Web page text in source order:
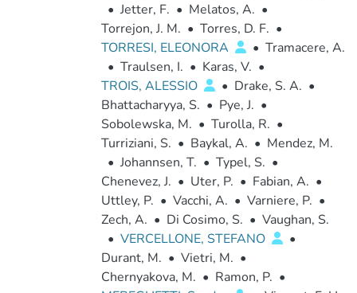
• Jetter, F. • Melatos, A. •
Torrejon, J. M. • Torres, D. F. •
TORRESI, ELEONORA
• Tramacere, A.
• Traulsen, I. • Karas, V. •
TROIS, ALESSIO
• Drake, S. A. •
Bhattacharyya, S. • Pye, J. •
Sobolewska, M. • Turolla, R. •
Turriziani, S. • Baykal, A. • Mendez, M.
• Johannsen, T. • Typel, S. •
Chenevez, J. • Uter, P. • Fabian, A. •
Uttley, P. • Vacchi, A. • Varniere, P. •
Zech, A. • Di Cosimo, S. • Vaughan, S.
• VERCELLONE, STEFANO
•
Durant, M. • Vietri, M. •
Chernyakova, M. • Ramon, P. •